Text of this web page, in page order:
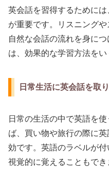
英会話を習得するために
が重要です。リスニングや
自然な会話の流れを身に
は、効果的な学習方法をい
日常生活に英会話を取
日常の生活の中で英語を
ば、買い物や旅行の際に
効です。英語のラベルが
視覚的に覚えることもでき